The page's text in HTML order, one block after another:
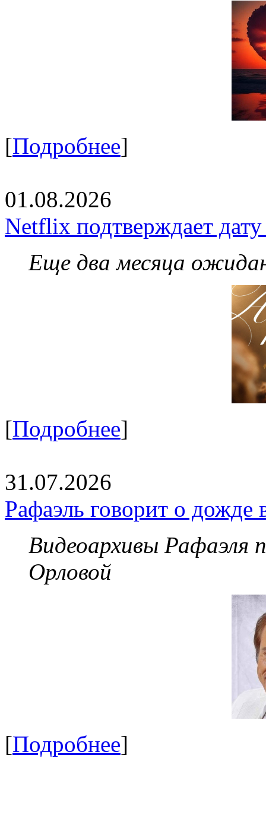
[Подробнее]
01.08.2026
Netflix подтверждает
Еще два месяца
[Подробнее]
31.07.2026
Рафаэль говорит о дожде
Видеоархивы Рафаэля
Орловой
[Подробнее]